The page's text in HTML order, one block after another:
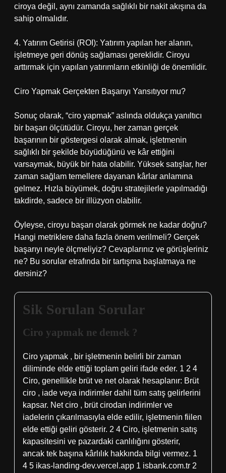
ciroya değil, aynı zamanda sağlıklı bir nakit akışına da
sahip olmalıdır.
4. Yatırım Getirisi (ROI): Yatırım yapılan her alanın,
işletmeye geri dönüş sağlaması gereklidir. Ciroyu
arttırmak için yapılan yatırımların etkinliği de önemlidir.
Ciro Yapmak Gerçekten Başarıyı Yansıtıyor mu?
Sonuç olarak, “ciro yapmak” aslında oldukça yanıltıcı
bir başarı ölçütüdür. Ciroyu, her zaman gerçek
başarının bir göstergesi olarak almak, işletmenin
sağlıklı bir şekilde büyüdüğünü ve kâr ettiğini
varsaymak, büyük bir hata olabilir. Yüksek satışlar, her
zaman sağlam temellere dayanan kârlar anlamına
gelmez. Hızla büyümek, doğru stratejilerle yapılmadığı
takdirde, sadece bir illüzyon olabilir.
Öyleyse, ciroyu başarı olarak görmek ne kadar doğru?
Hangi metriklere daha fazla önem verilmeli? Gerçek
başarıyı neyle ölçmeliyiz? Cevaplarınız ve görüşleriniz
ne? Bu sorular etrafında bir tartışma başlatmaya ne
dersiniz?
Sik Sorulan Sorular
Ciro yapmak ne demek ?
Ciro yapmak , bir işletmenin belirli bir zaman
diliminde elde ettiği toplam geliri ifade eder. 1 2 4
Ciro, genellikle brüt ve net olarak hesaplanır: Brüt
ciro , iade veya indirimler dahil tüm satış gelirlerini
kapsar. Net ciro , brüt cirodan indirimler ve
iadelerin çıkarılmasıyla elde edilir, işletmenin fiilen
elde ettiği geliri gösterir. 2 4 Ciro, işletmenin satış
kapasitesini ve pazardaki canlılığını gösterir,
ancak tek başına kârlılık hakkında bilgi vermez. 1
4 5 ikas-landing-dev.vercel.app 1 isbank.com.tr 2